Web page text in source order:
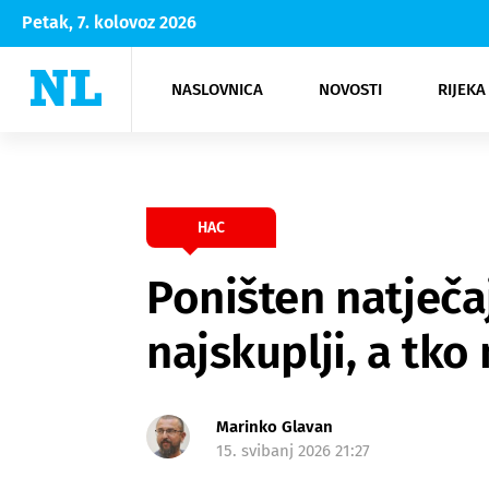
Petak, 7. kolovoz 2026
NASLOVNICA NOVOSTI
Rijeka Opatija
NK
Moda
Kultura
HAC
Poništen
najskuplji, a
Marinko Glavan
15. svibanj 2026 21:27